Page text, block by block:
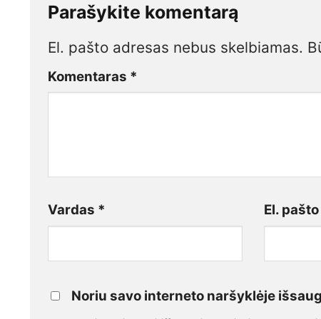
Parašykite komentarą
El. pašto adresas nebus skelbiamas.
Komentaras *
Vardas * El.
Noriu savo interneto naršyklėje